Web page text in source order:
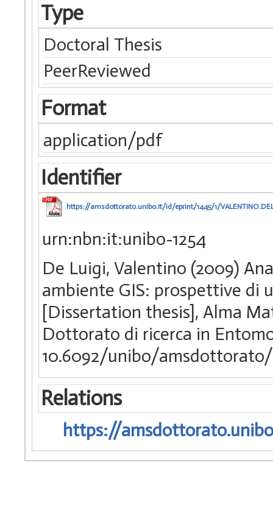
Type
Doctoral Thesis
PeerReviewed
Format
application/pdf
Identifier
https://amsdottorato.unibo.it/id/eprint/1445/1/
urn:nbn:it:unibo-1254
De Luigi, Valentino (2009)
ambiente GIS: prospettive di
[Dissertation thesis], Alma
Dottorato di ricerca in
10.6092/unibo/amsdottorato/
Relations
https://